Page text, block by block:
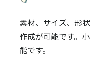
素材、サイズ、形
作成が可能です。
能です。